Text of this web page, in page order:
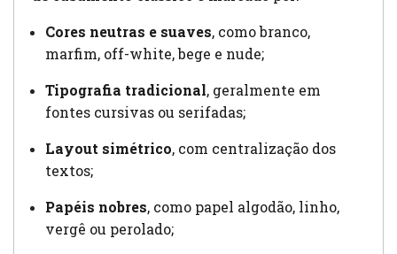
Cores neutras e suaves, como branco,
marfim, off-white, bege e nude;
Tipografia tradicional, geralmente em
fontes cursivas ou serifadas;
Layout simétrico, com centralização dos
textos;
Papéis nobres, como papel algodão, linho,
vergê ou perolado;